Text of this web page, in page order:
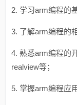
2. 学习arm编程的
3. 了解arm编程的
4. 熟悉arm编程的
realview等；
5. 掌握arm编程应